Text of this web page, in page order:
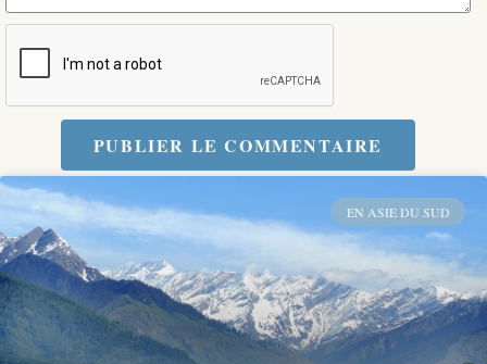
EN ASIE DU SUD
PUBLIER LE COMMENTAIRE